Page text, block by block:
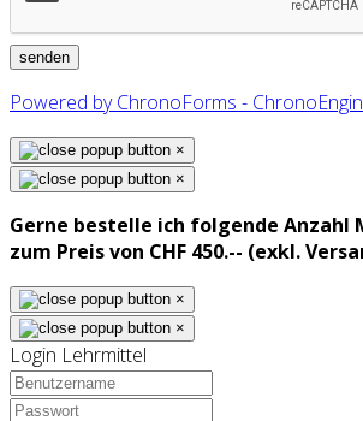
Powered by ChronoForms -
×
×
Gerne bestelle ich folgende Anzahl
zum Preis von CHF 450.-- (exkl.
×
×
Login Lehrmittel